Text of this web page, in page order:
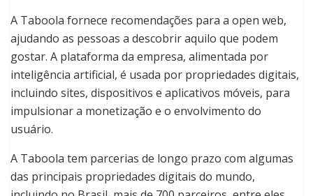
A Taboola fornece recomendações para a open web,
ajudando as pessoas a descobrir aquilo que podem
gostar. A plataforma da empresa, alimentada por
inteligência artificial, é usada por propriedades digitais,
incluindo sites, dispositivos e aplicativos móveis, para
impulsionar a monetização e o envolvimento do
usuário.
A Taboola tem parcerias de longo prazo com algumas
das principais propriedades digitais do mundo,